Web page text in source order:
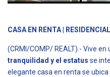
CASA EN RENTA |
(CRMI/COMP/ REALT).- Vive
tranquilidad y el estatus se
elegante casa en renta se ubica